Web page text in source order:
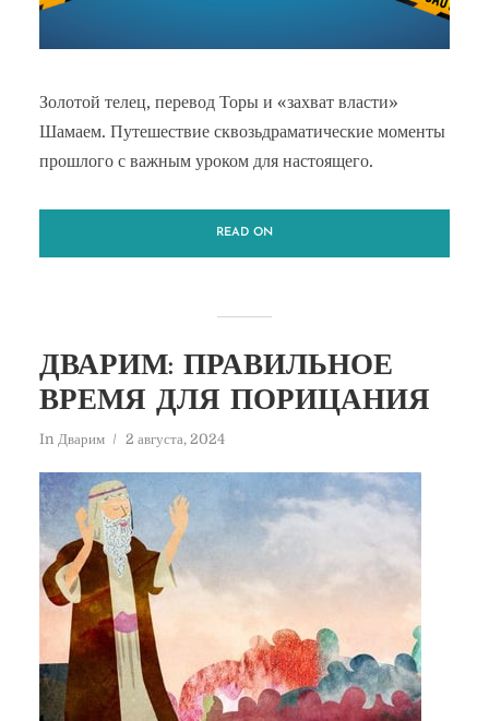
Золотой телец, перевод Торы и «захват власти»
Шамаем. Путешествие сквозьдраматические моменты
прошлого с важным уроком для настоящего.
READ ON
ДВАРИМ: ПРАВИЛЬНОЕ
ВРЕМЯ ДЛЯ ПОРИЦАНИЯ
In Дварим 2 августа, 2024